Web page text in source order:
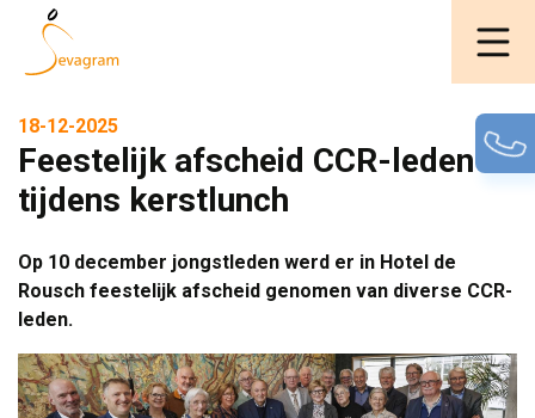
18-12-2025
Feestelijk afscheid CCR-leden
tijdens kerstlunch
Op 10 december jongstleden werd er in Hotel de
Rousch feestelijk afscheid genomen van diverse CCR-
leden.